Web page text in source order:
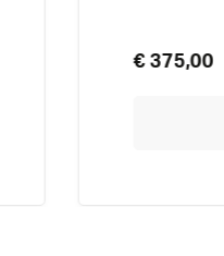
€ 375,00